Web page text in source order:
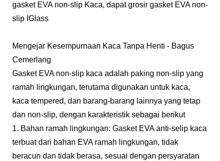
gasket EVA non-slip Kaca, dapat grosir gasket EVA non-
slip IGlass
Mengejar Kesempurnaan Kaca Tanpa Henti - Bagus
Cemerlang
Gasket EVA non-slip kaca adalah paking non-slip yang
ramah lingkungan, terutama digunakan untuk kaca,
kaca tempered, dan barang-barang lainnya yang tetap
dan non-slip, dengan karakteristik sebagai berikut
1. Bahan ramah lingkungan: Gasket EVA anti-selip kaca
terbuat dari bahan EVA ramah lingkungan, tidak
beracun dan tidak berasa, sesuai dengan persyaratan